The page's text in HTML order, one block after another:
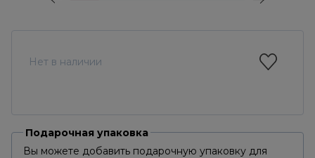
Нет в наличии
Подарочная упаковка
Вы можете добавить подарочную упаковку для